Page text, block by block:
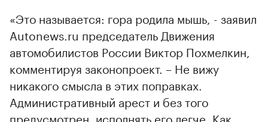
«Это называется: гора родила мышь, - заявил
Autonews.ru председатель Движения
автомобилистов России Виктор Похмелкин,
комментируя законопроект. – Не вижу
никакого смысла в этих поправках.
Административный арест и без того
предусмотрен, исполнять его легче. Как